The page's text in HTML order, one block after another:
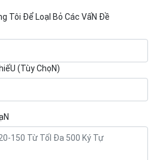
Tôi Để LoạI Bỏ Các VấN Đề
(Tùy ChọN)